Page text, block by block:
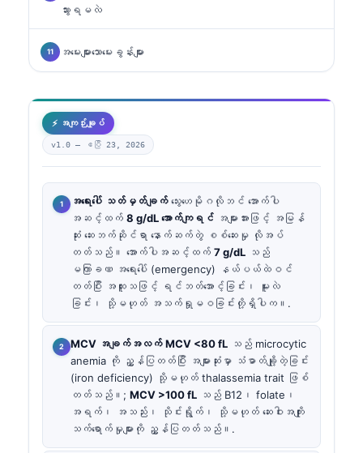
သွားရမလဲ
အမေးများသောမေးခွန်းများ
⚡ အကျဉ်းချုပ်
v1.0 — ဧပြီ 23, 2026
အရေးပေါ် သတ်မှတ်ချက်သွေးဟေမိုဂလိုဘင် အောက်ပါ
အဆင့်ထက် 8 g/dL အောက်ကျရင် အများအားဖြင့် အမြန်
ဆုံး ဆေးဘက်ဆိုင်ရာ နောက်ဆက်တွဲ စစ်ဆေးမှု လိုအပ်
တတ်သည်။ အောက်ပါအဆင့်ထက် 7 g/dL သည်
မကြာခဏ အရေးပေါ် (emergency) နယ်ပယ်ထဲဝင်
တတ်ပြီး အထူးသဖြင့် ရင်ဘတ်အောင့်ခြင်း၊ မူးလဲ
ခြင်း၊ သို့မဟုတ် အသက်ရှုမဝခြင်းတို့ရှိပါက။.
MCV အချက်အလက် MCV <80 fL သည် microcytic
anemia ကို ညွှန်ပြတတ်ပြီး အများဆုံးမှာ သံဓာတ်ချို့တဲ့ခြင်း
(iron deficiency) သို့မဟုတ် thalassemia trait ဖြစ်
တတ်သည်။; MCV >100 fL သည် B12၊ folate၊
အရက်၊ အသည်း၊ သိုင်းရွိုက်၊ သို့မဟုတ် ဆေးဝါးအကျိုး
သက်ရောက်မှုများကို ညွှန်ပြတတ်သည်။.